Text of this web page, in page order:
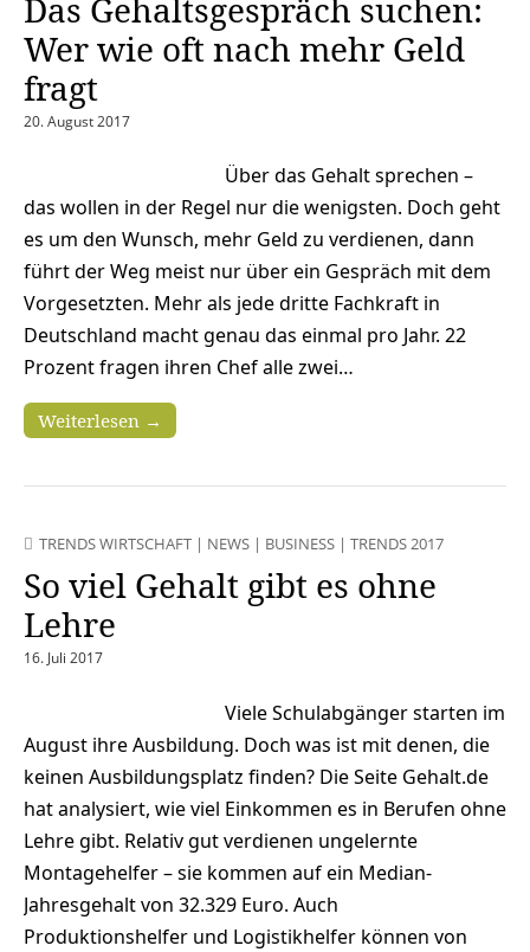
Wer wie oft nach mehr Geld
fragt
20. August 2017
Über das Gehalt sprechen –
das wollen in der Regel nur die wenigsten. Doch geht
es um den Wunsch, mehr Geld zu verdienen, dann
führt der Weg meist nur über ein Gespräch mit dem
Vorgesetzten. Mehr als jede dritte Fachkraft in
Deutschland macht genau das einmal pro Jahr. 22
Prozent fragen ihren Chef alle zwei…
Weiterlesen →
TRENDS WIRTSCHAFT | NEWS | BUSINESS | TRENDS 2017
So viel Gehalt gibt es ohne
Lehre
16. Juli 2017
Viele Schulabgänger starten im
August ihre Ausbildung. Doch was ist mit denen, die
keinen Ausbildungsplatz finden? Die Seite Gehalt.de
hat analysiert, wie viel Einkommen es in Berufen ohne
Lehre gibt. Relativ gut verdienen ungelernte
Montagehelfer – sie kommen auf ein Median-
Jahresgehalt von 32.329 Euro. Auch
Produktionshelfer und Logistikhelfer können von